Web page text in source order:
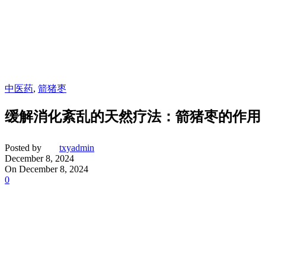
中医药, 箭猪枣
缓解消化紊乱的天然疗法：箭猪枣的作用
Posted by
txyadmin
December 8, 2024
On December 8, 2024
0